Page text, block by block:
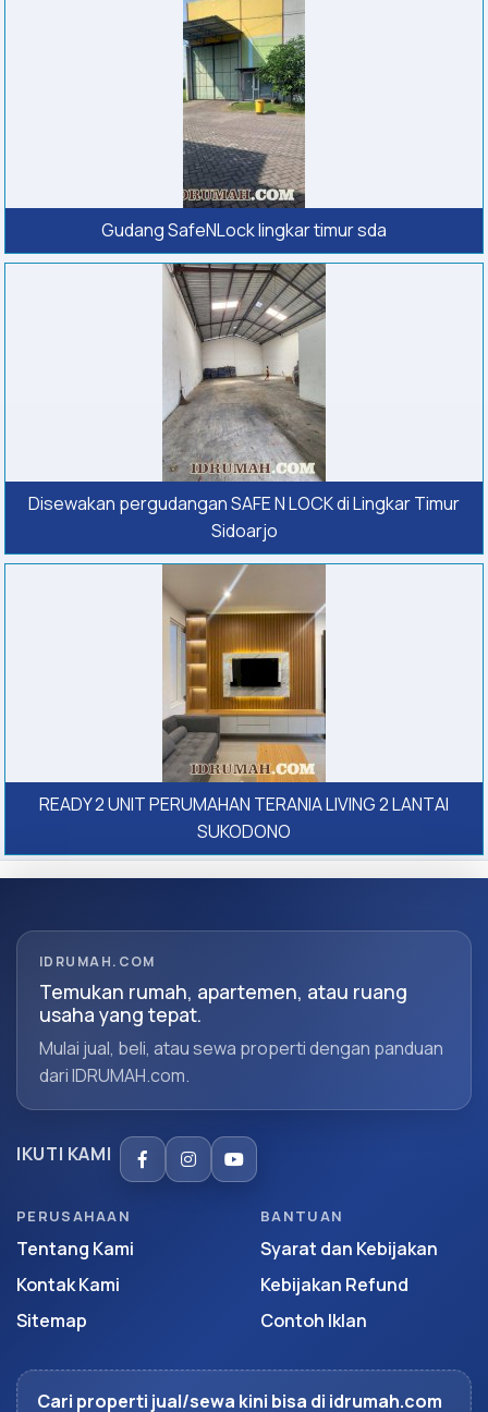
Gudang SafeNLock lingkar timur sda
Disewakan pergudangan SAFE N LOCK di Lingkar Timur
Sidoarjo
READY 2 UNIT PERUMAHAN TERANIA LIVING 2 LANTAI
SUKODONO
IDRUMAH.COM
Temukan rumah, apartemen, atau ruang
usaha yang tepat.
Mulai jual, beli, atau sewa properti dengan panduan
dari IDRUMAH.com.
IKUTI KAMI
PERUSAHAAN
Tentang Kami
Kontak Kami
Sitemap
BANTUAN
Syarat dan Kebijakan
Kebijakan Refund
Contoh Iklan
Cari properti jual/sewa kini bisa di idrumah.com